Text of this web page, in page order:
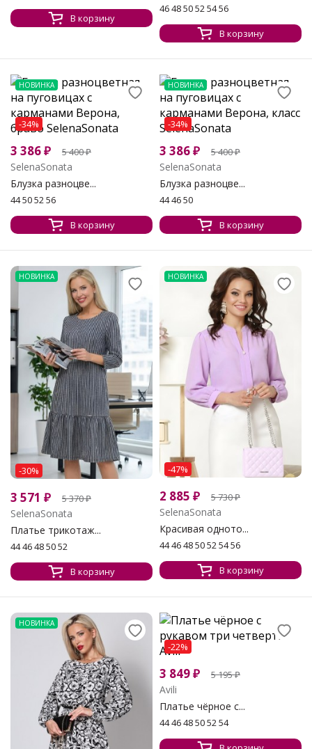
В корзину
46 48 50 52 54 56
В корзину
НОВИНКА
-34%
3 386₽ 5 400₽
SelenaSonata
Блузка разноцве...
44 50 52 56
В корзину
НОВИНКА
-34%
3 386₽ 5 400₽
SelenaSonata
Блузка разноцве...
44 46 50
В корзину
НОВИНКА
-30%
3 571 ₽ 5 370₽
SelenaSonata
Платье трикотаж...
44 46 48 50 52
В корзину
НОВИНКА
-47%
2 885 ₽ 5 730₽
SelenaSonata
Красивая одното...
44 46 48 50 52 54 56
В корзину
НОВИНКА
-22%
3 849₽ 5 195₽
Avili
Платье чёрное с...
44 46 48 50 52 54